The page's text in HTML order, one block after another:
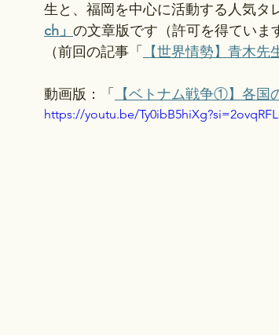
生と、福岡を中心に活動する人気タ
ch」 の文章版です（許可を得ていま
（前回の記事「
【世界情勢】青木先
動画版：「 【ベトナム戦争①】各国
https://youtu.be/